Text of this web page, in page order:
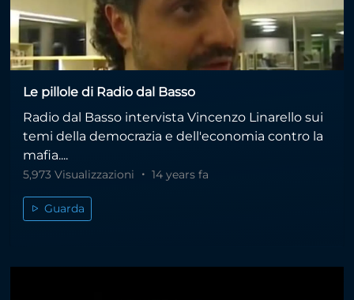
Le pillole di Radio dal Basso
Radio dal Basso intervista Vincenzo Linarello sui
temi della democrazia e dell'economia contro la
mafia....
5,973 Visualizzazioni 14 years fa
Guarda